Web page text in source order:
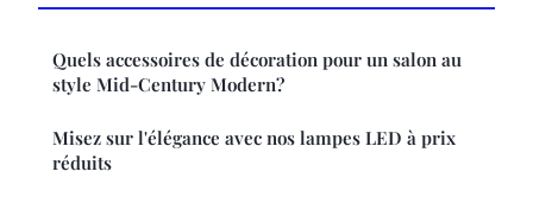
Quels accessoires de décoration pour un salon au
style Mid-Century Modern?
Misez sur l'élégance avec nos lampes LED à prix
réduits